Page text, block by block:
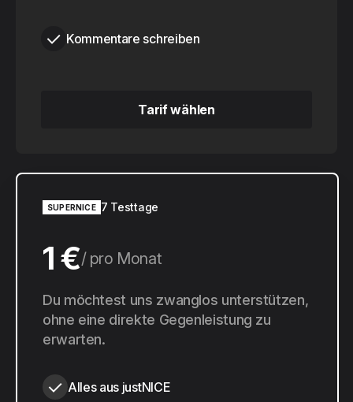
Kommentare schreiben
Tarif wählen
SUPERNICE 7 Testtage
1 € pro Monat
10 € pro Jahr
Du möchtest uns zwanglos unterstützen,
ohne eine direkte Gegenleistung zu
erwarten.
Alles aus justNICE